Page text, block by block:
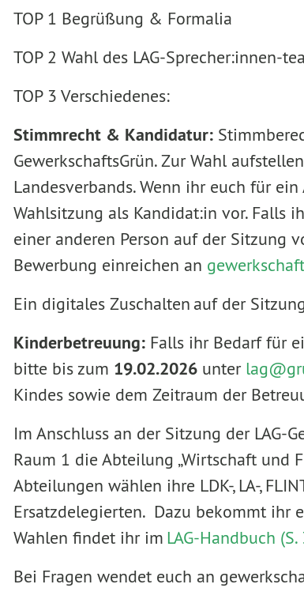
TOP 1 Begrüßung & Formalia
TOP 2 Wahl des LAG-Sprecher:innen-
TOP 3 Verschiedenes:
Stimmrecht & Kandidatur:
GewerkschaftsGrün. Zur Wahl
Landesverbands. Wenn ihr euch für
Wahlsitzung als Kandidat:in vor. Falls
einer anderen Person auf der Sitzung
Bewerbung einreichen an
Ein digitales Zuschalten auf der
Kinderbetreuung: Falls ihr Bedarf für
bitte bis zum 19.02.2026unter lag@
Kindes sowie dem Zeitraum der
Im Anschluss an der Sitzung der LAG-
Raum 1 die Abteilung „Wirtschaft und
Abteilungen wählen ihre LDK-, LA-,
Ersatzdelegierten. Dazu bekommt ihr
Wahlen findet ihr im LAG-Handbuch (S.
Bei Fragen wendet euch an